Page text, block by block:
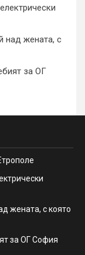
над жената, с
за ОГ
жената, с която
за ОГ София